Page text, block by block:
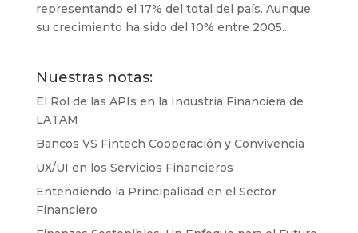
representando el 17% del total del país. Aunque
su crecimiento ha sido del 10% entre 2005...
Nuestras notas:
El Rol de las APIs en la Industria Financiera de
LATAM
Bancos VS Fintech Cooperación y Convivencia
UX/UI en los Servicios Financieros
Entendiendo la Principalidad en el Sector
Financiero